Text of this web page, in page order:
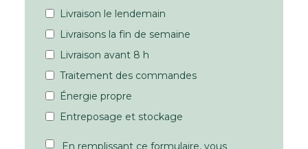
Livraison le lendemain
Livraisons la fin de semaine
Livraison avant 8 h
Traitement des commandes
Énergie propre
Entreposage et stockage
En remplissant ce formulaire, vous